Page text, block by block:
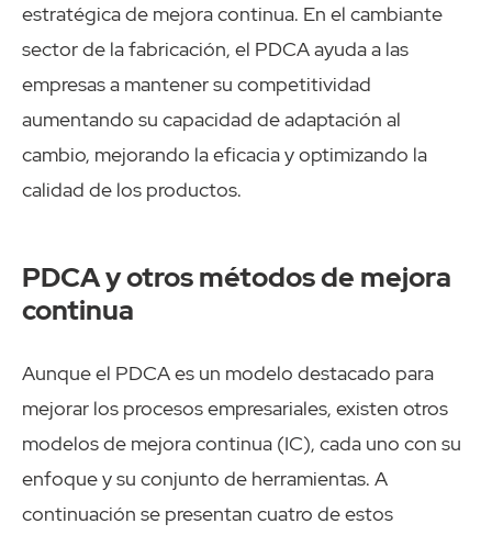
estratégica de mejora continua. En el cambiante
sector de la fabricación, el PDCA ayuda a las
empresas a mantener su competitividad
aumentando su capacidad de adaptación al
cambio, mejorando la eficacia y optimizando la
calidad de los productos.
PDCA y otros métodos de mejora
continua
Aunque el PDCA es un modelo destacado para
mejorar los procesos empresariales, existen otros
modelos de mejora continua (IC), cada uno con su
enfoque y su conjunto de herramientas. A
continuación se presentan cuatro de estos